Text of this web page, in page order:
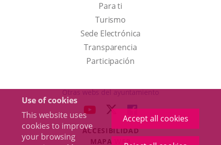
Use of cookies
This website uses
cookies to improve
your browsing
Accept all cookies
Para ti
TurismoThis
link
will
open
a
up
window.
Sede Electrónica
Transparencia
Participación
Otras webs del ayuntamiento
LINK
EXTERNAL
LINK
TO
EXTERNAL
LINK
TO
EXTERNAL
ACCESIBILIDAD
MAPA WEB